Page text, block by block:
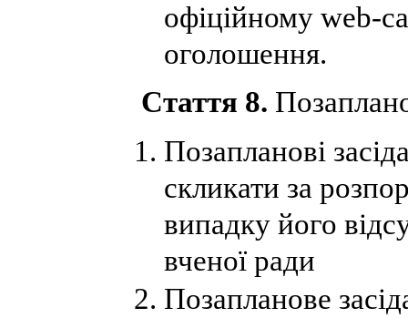
офіційному web-
оголошення.
Стаття 8.
Позапланові
скликати за
випадку його
вченої ради
Позапланове